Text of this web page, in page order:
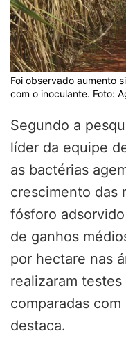
Foi observado aumento
com o inoculante. Foto:
Segundo a
líder da equipe
as bactérias
crescimento das
fósforo
de ganhos
por hectare nas
realizaram
comparadas com
destaca.